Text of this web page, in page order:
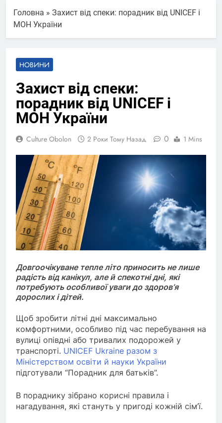
Головна » Захист від спеки: порадник від UNICEF і
МОН України
НОВИНИ
Захист від спеки:
порадник від UNICEF і
МОН України
Culture Obolon 2 Роки Тому Назад 0 1 Mins
Довгоочікуване тепле літо приносить не лише
радість від канікул, але й спекотні дні, які
потребують особливої уваги до здоров’я
дорослих і дітей.
Щоб зробити літні дні максимально
комфортними, особливо під час перебування на
вулиці опівдні або тривалих подорожей у
транспорті. UNICEF Ukraine разом з
Міністерством освіти й науки України
підготували “Порадник для батьків”.
В пораднику зібрано корисні правила і
нагадування, які стануть у пригоді кожній сім’ї.